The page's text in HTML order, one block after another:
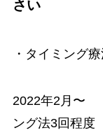
さい
・タイミング
2022年2月
ング法3回程度